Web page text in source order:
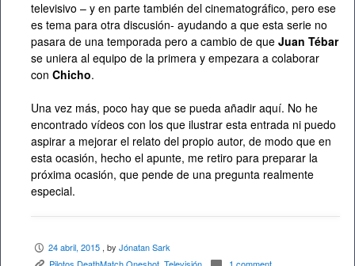
televisivo – y en parte también del cinematográfico, pero ese
es tema para otra discusión- ayudando a que esta serie no
pasara de una temporada pero a cambio de que Juan Tébar
se uniera al equipo de la primera y empezara a colaborar
con Chicho.
Una vez más, poco hay que se pueda añadir aquí. No he
encontrado vídeos con los que ilustrar esta entrada ni puedo
aspirar a mejorar el relato del propio autor, de modo que en
esta ocasión, hecho el apunte, me retiro para preparar la
próxima ocasión, que pende de una pregunta realmente
especial.
P 24 abril, 2015 , by Jónatan Sark